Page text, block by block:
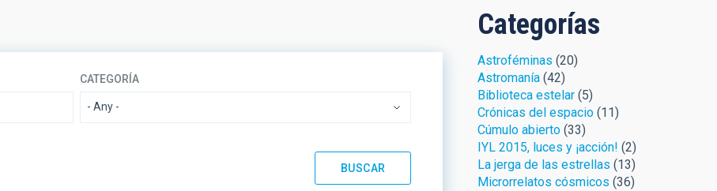
CATEGORÍA
Categorías
Astroféminas (20)
Astromanía(42)
Biblioteca estelar(5)
Crónicas del espacio(11)
Cúmulo abierto(33)
IYL 2015, luces y ¡acción! (2)
La jerga de las estrellas (13)
Microrrelatos cósmicos (36)